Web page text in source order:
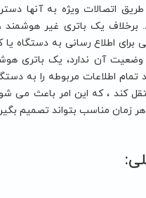
طریق اتصالات ویژه به آنها
برخلاف یک باتری غیر هوشمند
برای اطلاع رسانی به دستگاه یا
وضعیت آن ندارد، یک باتری
تمام اطلاعات مربوطه را به
کند ، که این امر باعث می
هر زمان مناسب بتواند تصمیم